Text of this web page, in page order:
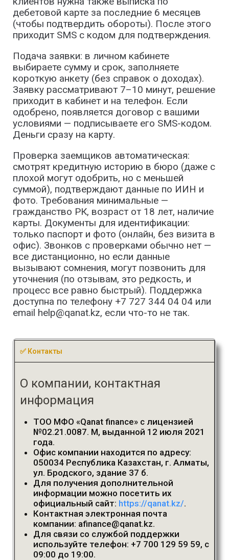
дебетовой карте за последние 6 месяцев
(чтобы подтвердить обороты). После этого
приходит SMS с кодом для подтверждения.
Подача заявки: в личном кабинете
выбираете сумму и срок, заполняете
короткую анкету (без справок о доходах).
Заявку рассматривают 7–10 минут, решение
приходит в кабинет и на телефон. Если
одобрено, появляется договор с вашими
условиями — подписываете его SMS-кодом.
Деньги сразу на карту.
Проверка заемщиков автоматическая:
смотрят кредитную историю в бюро (даже с
плохой могут одобрить, но с меньшей
суммой), подтверждают данные по ИИН и
фото. Требования минимальные —
гражданство РК, возраст от 18 лет, наличие
карты. Документы для идентификации:
только паспорт и фото (онлайн, без визита в
офис). Звонков с проверками обычно нет —
все дистанционно, но если данные
вызывают сомнения, могут позвонить для
уточнения (по отзывам, это редкость, и
процесс все равно быстрый). Поддержка
доступна по телефону +7 727 344 04 04 или
email help@qanat.kz, если что-то не так.
✅ Контакты
О компании, контактная
информация
ТОО МФО «Qanat finance» слицензией
№02.21.0087. М, выданной 12 июля 2021
года.
Офис компании находится по адресу:
050034 Республика Казахстан, г. Алматы,
ул. Бродского, здание 37 б.
Для получения дополнительной
информации можно посетить их
официальный сайт: https://qanat.kz/.
Контактная электронная почта
компании: afinance@qanat.kz.
Для связи со службой поддержки
используйте телефон: +7 700 129 59 59, с
09:00 до 19:00.